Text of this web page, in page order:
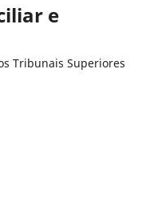
e
Tribunais Superiores